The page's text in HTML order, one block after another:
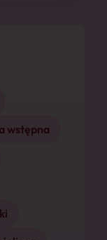
wstępna